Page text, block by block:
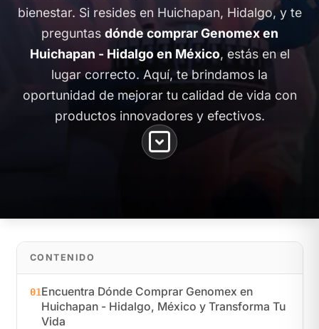
bienestar. Si resides en Huichapan, Hidalgo, y te
preguntas dónde comprar Genomex en
Huichapan - Hidalgo en México, estás en el
lugar correcto. Aquí, te brindamos la
oportunidad de mejorar tu calidad de vida con
productos innovadores y efectivos.
CONTENIDO
01Encuentra Dónde Comprar Genomex en
Huichapan - Hidalgo, México y Transforma Tu
Vida